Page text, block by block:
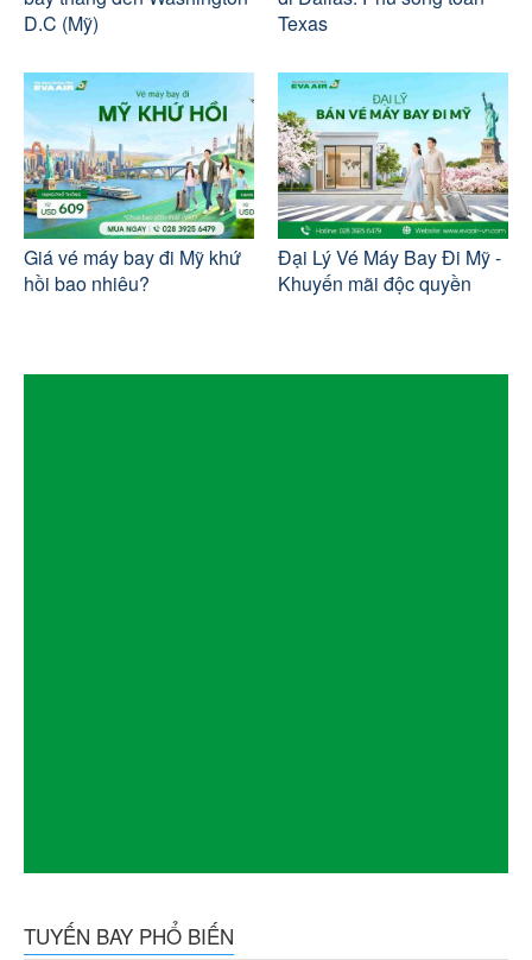
D.C (Mỹ)
Texas
Giá vé máy bay đi Mỹ khứ
hồi bao nhiêu?
Đại Lý Vé Máy Bay Đi Mỹ -
Khuyến mãi độc quyền
TUYẾN BAY PHỔ BIẾN